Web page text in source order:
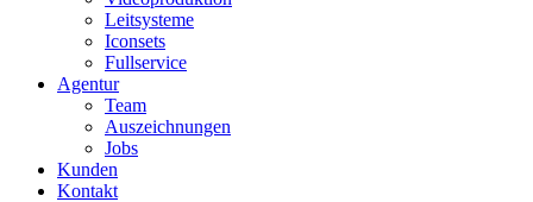
Leitsysteme
Iconsets
Fullservice
Agentur
Team
Auszeichnungen
Jobs
Kunden
Kontakt